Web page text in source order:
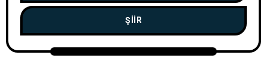
ŞIIR